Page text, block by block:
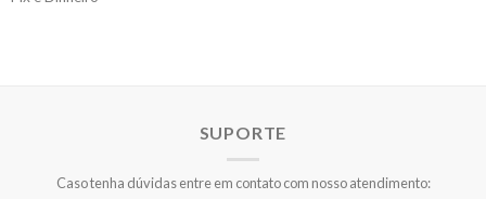
SUPORTE
Caso tenha dúvidas entre em contato com nosso atendimento: